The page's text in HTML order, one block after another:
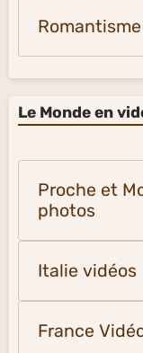
Le Monde en
Proche et
photos
Italie vidéos
France